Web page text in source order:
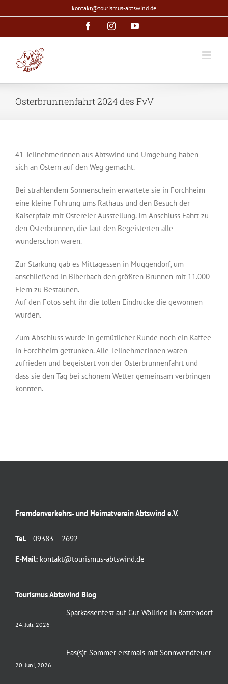
Inhalt
kontakt@tourismus-abtswind.de
FacebookInstagramYouTube
Osterbrunnenfahrt 2024 des FvV
41 TeilnehmerInnen aus Abtswind und Umgebung haben
sich an Ostern auf den Weg gemacht.
Bei strahlendem Sonnenschein erwartete sie in Forchheim
eine kleine Führung ums Rathaus und den Besuch der
Kaiserpfalz mit Ostereier Ausstellung. Im Anschluss Fahrt zu
den Osterbrunnen, die laut den Begeisterten alle
wunderschön waren.
Zur Stärkung gab es Mittagessen in Muggendorf, um
anschließend in Biberbach den größten Brunnen mit 11.000
Eiern zu Bestaunen.
Auf den Fotos seht ihr die tollen Eindrücke die gewonnen
wurden.
Zum Abschluss wurde in gemütlicher Runde noch ein Kaffee
in Forchheim getrunken. Alle TeilnehmerInnen waren
zufrieden und begeistert von der Osterbrunnenfahrt und
dass sie den Tag bei schönem Wetter gemeinsam verbringen
konnten.
Fremdenverkehrs- und Heimatverein Abtswind e.V.
Tel. 09383 – 2692
E-Mail: kontakt@tourismus-abtswind.de
Tourismus Abtswind Blog
Sparkassenfest auf Gut Wöllried in Rottendorf
24. Juli, 2026
Fas(s)t-Sommer erstmals mit Sonnwendfeuer
20. Juni, 2026